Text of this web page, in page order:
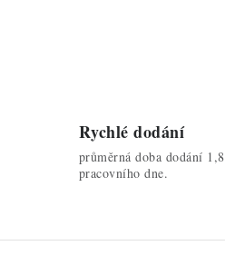
Rychlé dodání
průměrná doba dodání 1,8
pracovního dne.